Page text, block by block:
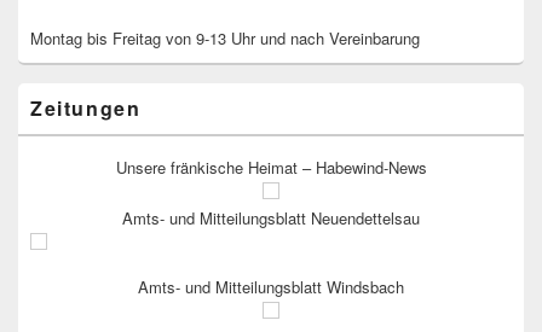
Montag bis Freitag von 9-13 Uhr und nach Vereinbarung
Zeitungen
Unsere fränkische Heimat – Habewind-News
Amts- und Mitteilungsblatt Neuendettelsau
Amts- und Mitteilungsblatt Windsbach